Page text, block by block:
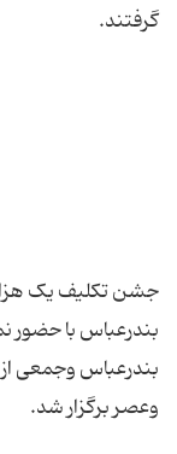
بندرعباس با حضور
بندرعباس وجمعی